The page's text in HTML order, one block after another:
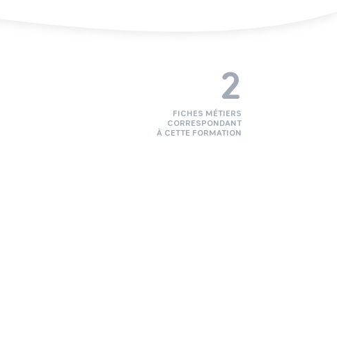
2
FICHES MÉTIERS
CORRESPONDANT
À CETTE FORMATION